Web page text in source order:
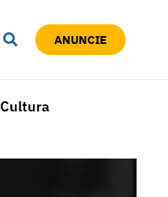
ANUNCIE
Cultura